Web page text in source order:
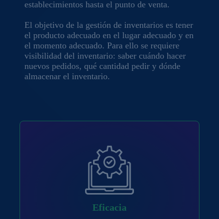
establecimientos hasta el punto de venta.
El objetivo de la gestión de inventarios es tener
el producto adecuado en el lugar adecuado y en
el momento adecuado. Para ello se requiere
visibilidad del inventario: saber cuándo hacer
nuevos pedidos, qué cantidad pedir y dónde
almacenar el inventario.
Eficacia